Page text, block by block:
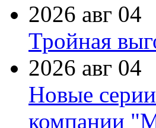
2026 авг 04
Тройная
2026 авг 04
Новые
компании